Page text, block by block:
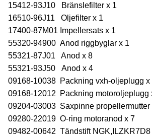
15412-93J10 Bränslefilter x 1
16510-96J11 Oljefilter x 1
17400-87M01 Impellersats x 1
55320-94900 Anod riggbyglar x 1
55321-87J01 Anod x 8
55321-93J50 Anod x 4
09168-10038 Packning vxh-oljeplugg x
09168-12012 Packning motoroljeplugg
09204-03003 Saxpinne propellermutter
09280-22019 O-ring motoranod x 7
09482-00642 Tändstift NGK,ILZKR7D8